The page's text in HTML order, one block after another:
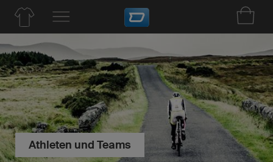
Athleten und Teams